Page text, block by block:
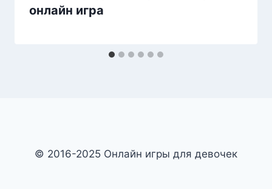
онлайн игра
© 2016-2025 Онлайн игры для девочек